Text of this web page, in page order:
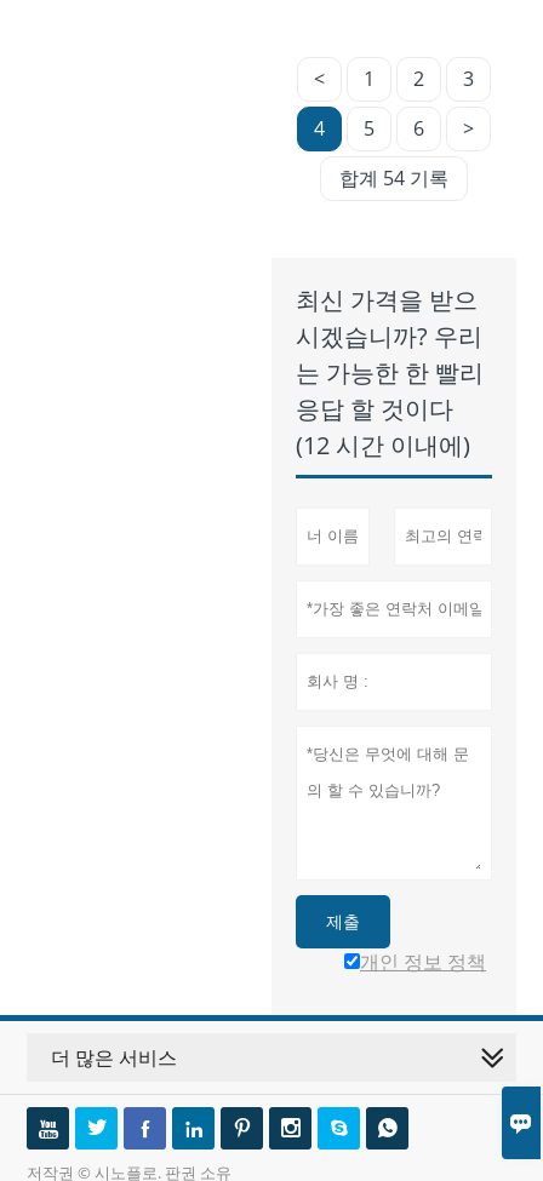

< 1 2
3
4
5 6
>
합계 54 기록
최신 가격을 받으
시겠습니까? 우리
는 가능한 한 빨리
응답 할 것이다
(12 시간 이내에)
제출
개인 정보 정책
더 많은 서비스
       
저작권 © 시노플로. 판권 소유